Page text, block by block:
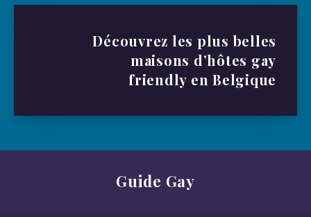
Découvrez les plus belles
maisons d’hôtes gay
friendly en Belgique
Guide Gay